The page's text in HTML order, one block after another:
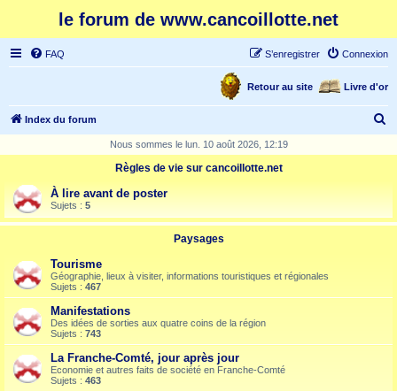
le forum de www.cancoillotte.net
FAQ Connexion
S’enregistrer
Livre d'or
Retour au site
Index du forum
r
Nous sommes le lun. 10 août 2026, 12:19
Règles de vie sur cancoillotte.net
À lire avant de poster
Sujets : 5
Paysages
Tourisme
Géographie, lieux à visiter, informations touristiques et régionales
Sujets : 467
Manifestations
Des idées de sorties aux quatre coins de la région
Sujets : 743
La Franche-Comté, jour après jour
Economie et autres faits de société en Franche-Comté
Sujets : 463